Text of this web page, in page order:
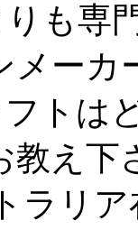
も専
メーカ
トは
教え下
ラリ